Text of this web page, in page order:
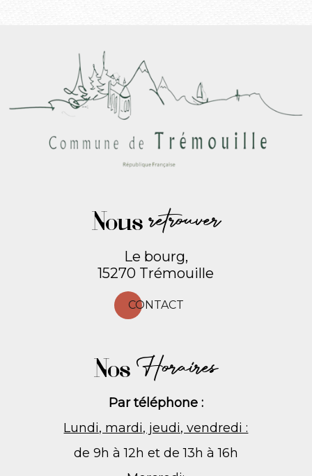
Nousretrouver
Le bourg,
15270 Trémouille
CONTACT
NosHoraires
Par téléphone :
Lundi, mardi, jeudi, vendredi :
de 9h à 12h et de 13h à 16h